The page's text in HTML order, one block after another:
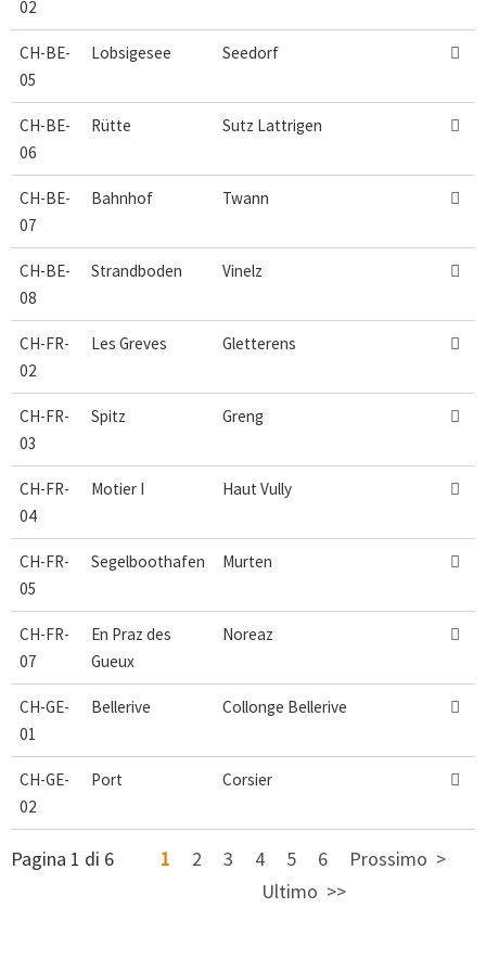
02
CH-BE-
05
Lobsigesee Seedorf 
CH-BE-
06
Rütte Sutz Lattrigen 
CH-BE-
07
Bahnhof Twann 
CH-BE-
08
Strandboden Vinelz 
CH-FR-
02
Les Greves Gletterens 
CH-FR-
03
Spitz Greng 
CH-FR-
04
Motier I Haut Vully 
CH-FR-
05
Segelboothafen Murten 
CH-FR-
07
En Praz des
Gueux
Noreaz 
CH-GE-
01
Bellerive Collonge Bellerive 
CH-GE-
02
Port Corsier 
Pagina 1 di 6 1 2 3 4 5 6
Prossimo
Ultimo